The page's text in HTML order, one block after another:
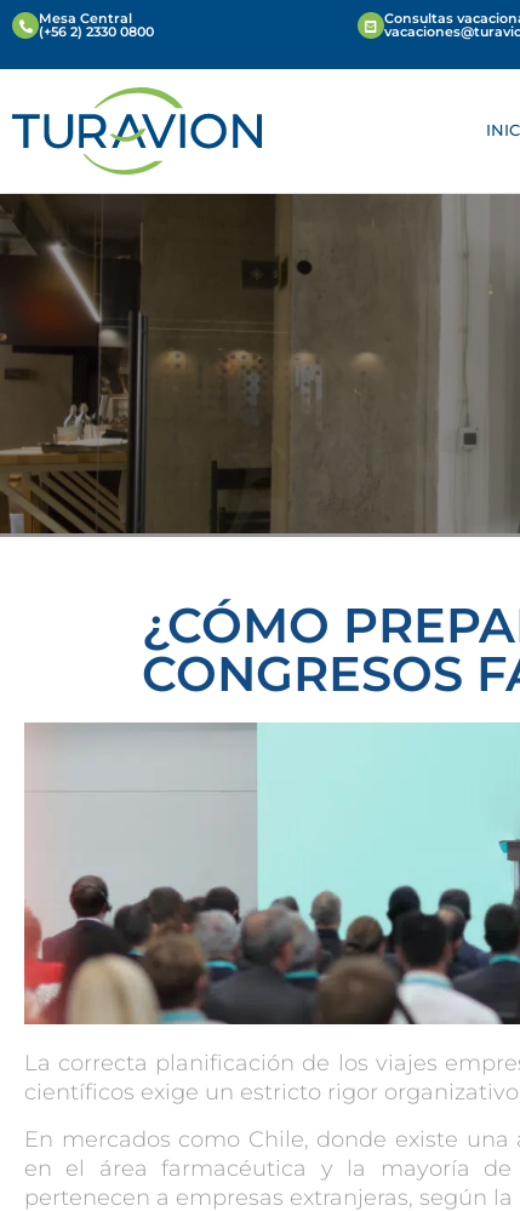
Mesa Central
(+56 2) 2330 0800
Consultas
¿CÓMO
CONGRESOS
La correcta planificación de los viajes
científicos exige un estricto rigor
En mercados como Chile, donde existe
en el área farmacéutica y la mayoría
pertenecen a empresas extranjeras, según la